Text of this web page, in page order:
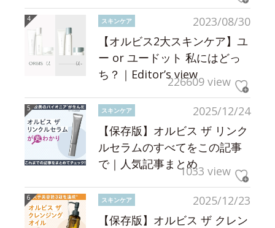
2023/08/30
スキンケア
【オルビス2大スキンケア】ユ
ー or ユードット 私にはどっ
ち？｜Editor’s view226609 view
2025/12/24
スキンケア
【保存版】オルビス ザ リンク
ルセラムのすべてをこの記事
で｜人気記事まとめ1033 view
2025/12/23
スキンケア
【保存版】オルビス ザ クレン